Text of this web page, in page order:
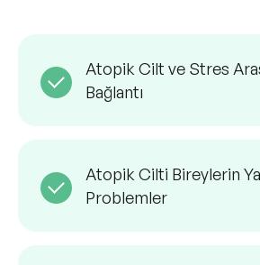
Atopik Cilt ve Stres
Bağlantı
Atopik Cilti Bireylerin
Problemler